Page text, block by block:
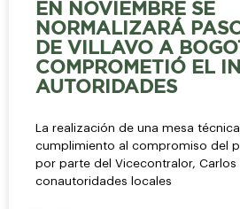
EN NOVIEMBRE SE
NORMALIZARÁ
DE VILLAVO A
COMPROMETIÓ EL
AUTORIDADES
La realización de una mesa
cumplimiento al compromiso del
por parte del Vicecontralor, Carlos
conautoridades locales